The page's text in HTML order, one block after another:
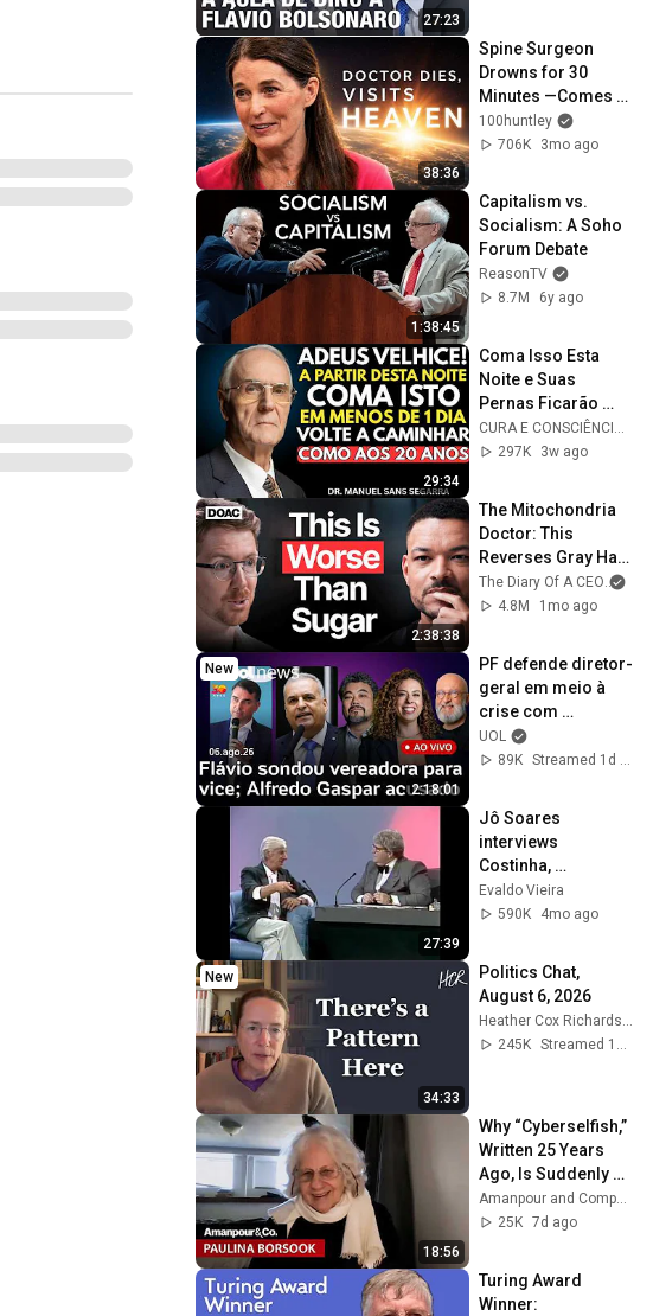
27:23
38:36
Spine Surgeon
Drowns for 30
Minutes —Comes
Back With a List
100huntley
706K
3mo ago
1:38:45
Capitalism vs.
Socialism: A Soho
Forum Debate
ReasonTV
8.7M
6y ago
29:34
Coma Isso Esta
Noite e Suas
Pernas Ficarão
Mais Fortes
Mesmo com 90
Sans
CURA E CONSCIÊNCIA 🇧🇷
297K
3w ago
2:38:38
The Mitochondria
Doctor: This
Reverses Gray Hair,
Makes You Feel
Young Again &
The Diary Of A CEO
4.8M
1mo ago
2:18:01
New
PF defende diretor-
geral em meio à
crise com
Mendonça no caso
Lulinha; Vice de
e+
UOL
89K
Streamed 1d ago
27:39
Jô Soares
interviews
Costinha,
September 19, 1989
Evaldo Vieira
590K
4mo ago
34:33
New
Politics Chat,
August 6, 2026
Heather Cox Richardson
245K
Streamed 1d ago
18:56
Why “Cyberselfish,”
Written 25 Years
Ago, Is Suddenly
Relevant Again |
Amanpour and
Amanpour and Company
25K 7d ago
Turing Award
Winner: